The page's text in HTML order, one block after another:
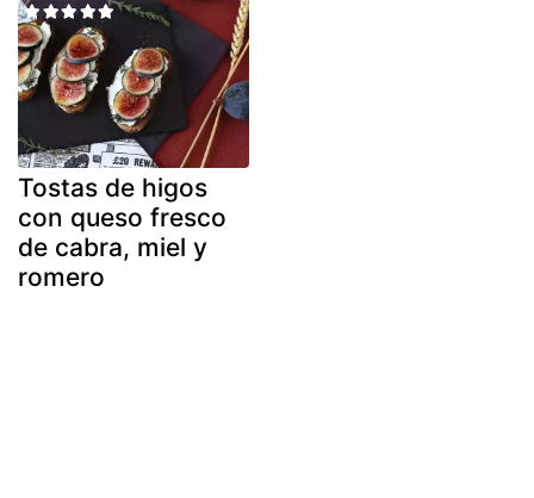
Tostas de higos
con queso fresco
de cabra, miel y
romero